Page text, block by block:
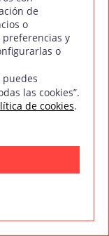
de Guardianes
, uno de los
Marvel.
el Acusador
en la Gran
las filas fue
Kree.
de
o
y
o
puedes
las cookies”.
de cookies.